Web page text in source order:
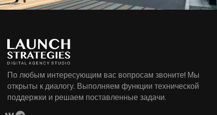
По любым интересующим вас вопросам звоните! Мы
открыты к диалогу. Выполняем функции технической
поддержки и решаем поставленные задачи.